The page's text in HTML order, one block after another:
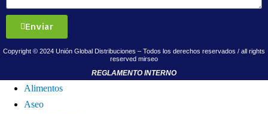
Enviar
Copyright © 2024 Unión Global Distribuciones – Todos los derechos reservados / all rights
reserved mirseo
REGLAMENTO INTERNO
Alimentos
Aseo